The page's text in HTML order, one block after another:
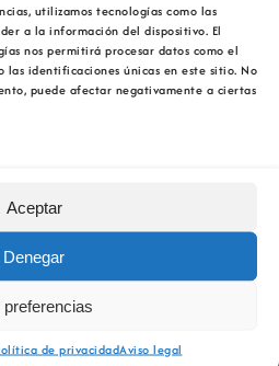
utilizamos tecnologías como las
a la información del dispositivo. El
nos permitirá procesar datos como el
las identificaciones únicas en este sitio. No
puede afectar negativamente a ciertas
Aceptar
Denegar
preferencias
de privacidadAviso legal
galegas participan neste
seu coñecemento e as
e produtos. Durante as
da COMG, Arantxa
técnico visitaron
do Mendo, Canteira de
de Laracha de
Serrabal (Rocas,
que entregaron as súas
que se está